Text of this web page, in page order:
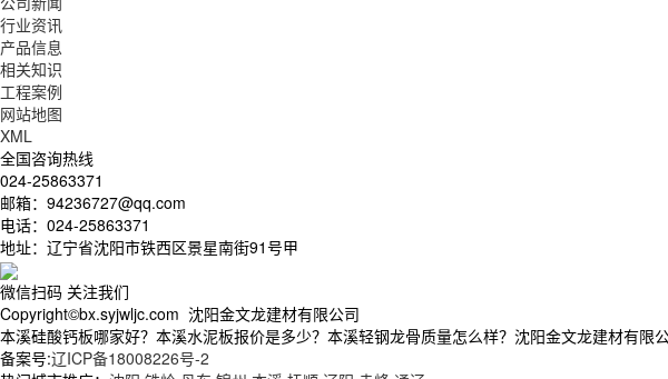
行业资讯
产品信息
相关知识
工程案例
网站地图
XML
全国咨询热线
024-25863371
邮箱：94236727@qq.com
电话：024-25863371
地址：辽宁省沈阳市铁西区景星南街91号甲
微信扫码 关注我们
Copyright©bx.syjwljc.com 沈阳金文龙建材有限公司
本溪硅酸钙板哪家好？本溪水泥板报价是多少？本溪轻钢龙骨质量怎么样？沈阳金文龙建材有
备案号:辽ICP备18008226号-2